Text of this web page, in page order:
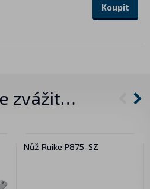
Koupit
zvážit…
Nůž Ruike P875-SZ